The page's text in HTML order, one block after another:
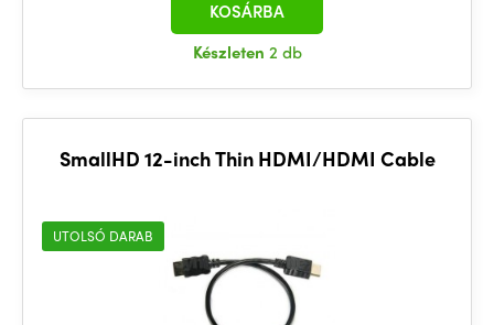
Készleten 2 db
KOSÁRBA
SmallHD 12-inch Thin HDMI/HDMI Cable
UTOLSÓ DARAB